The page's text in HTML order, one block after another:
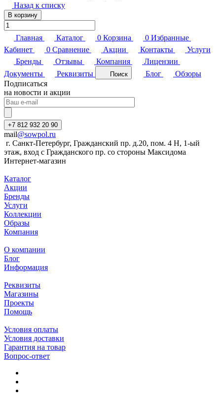
Назад к списку
В корзину
Главная Каталог 0 Корзина 0 Избранные
Кабинет
0 Сравнение Акции Контакты
Услуги
Бренды
Отзывы Компания
Лицензии
Документы
Реквизиты Поиск Блог
Обзоры
Подписаться
на новости и акции
+7 812 932 20 90
mail@sowpol.ru
г. Санкт-Петербург, Гражданский пр. д.20, пом. 4 Н, 1-ый
этаж, вход с Гражданского пр. со стороны Максидома
Интернет-магазин
Каталог
Акции
Бренды
Услуги
Коллекции
Образы
Компания
О компании
Блог
Информация
Реквизиты
Магазины
Проекты
Помощь
Условия оплаты
Условия доставки
Гарантия на товар
Вопрос-ответ